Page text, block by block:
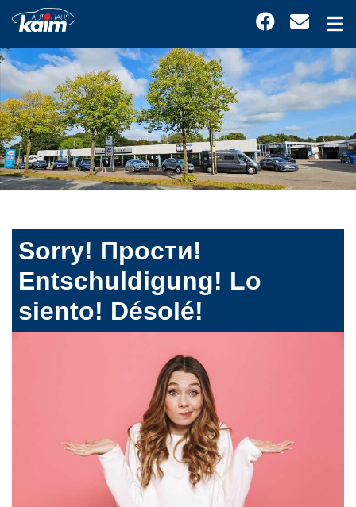
Sorry! Прости!
Entschuldigung! Lo
siento! Désolé!